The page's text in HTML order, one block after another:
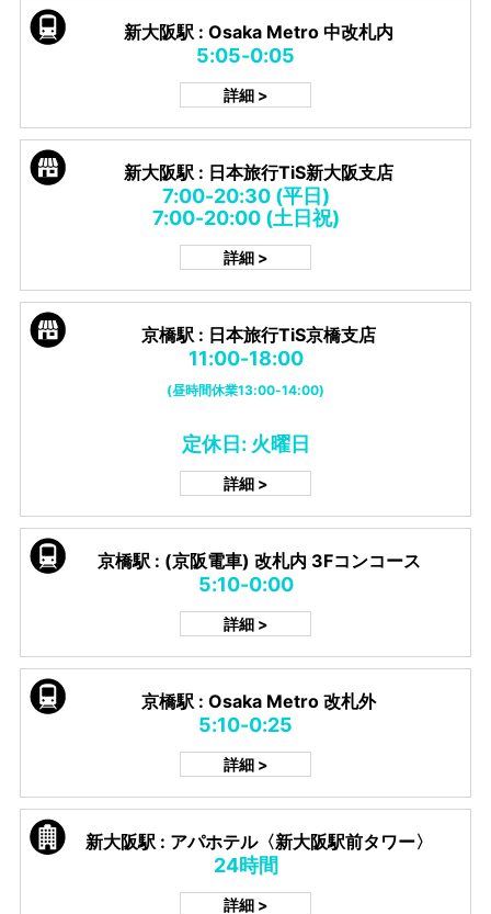
新大阪駅 : Osaka Metro 中改札内
5:05-0:05
詳細 >
新大阪駅 : 日本旅行TiS新大阪支店
7:00-20:30 (平日)
7:00-20:00 (土日祝)
詳細 >
京橋駅 : 日本旅行TiS京橋支店
11:00-18:00
(昼時間休業13:00-14:00)
定休日: 火曜日
詳細 >
京橋駅 : (京阪電車) 改札内 3Fコンコース
5:10-0:00
詳細 >
京橋駅 : Osaka Metro 改札外
5:10-0:25
詳細 >
新大阪駅 : アパホテル〈新大阪駅前タワー〉
24時間
詳細 >